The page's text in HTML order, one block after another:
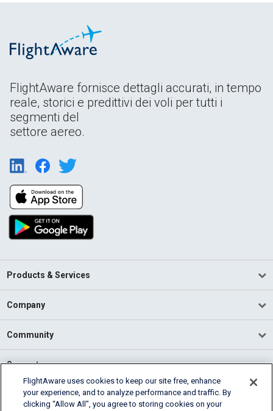
FlightAware fornisce dettagli accurati, in tempo
reale, storici e predittivi dei voli per tutti i
segmenti del
settore aereo.
Products & Services
Company
Community
Support
English (USA)
2026 FlightAware
FlightAware uses cookies to keep our site free, enhance
your experience, and to analyze performance and traffic. By
clicking “Allow All”, you agree to storing cookies on your